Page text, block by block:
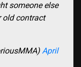
someone else
old contract
April